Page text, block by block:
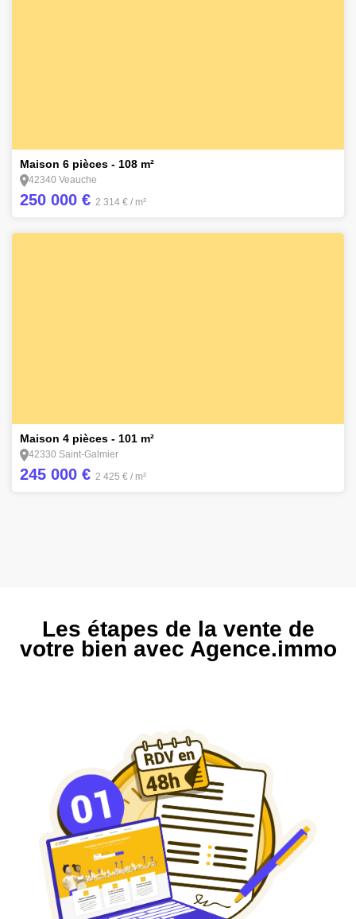
Maison 6 pièces - 108 m²
42340 Veauche
250 000 € 2 314 € / m²
Maison 4 pièces - 101 m²
42330 Saint-Galmier
245 000 € 2 425 € / m²
Les étapes de la vente de
votre bien avec Agence.immo